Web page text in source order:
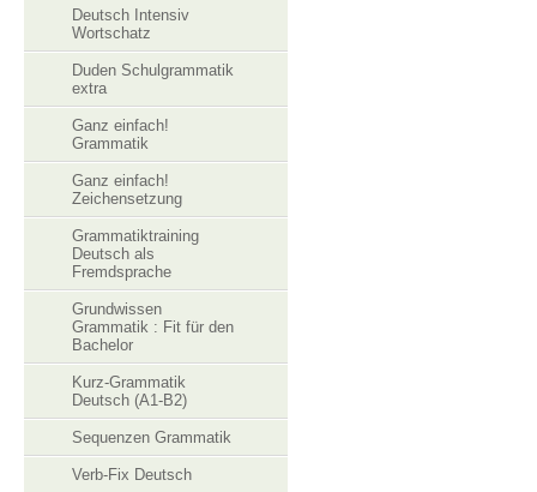
Deutsch Intensiv
Wortschatz
Duden Schulgrammatik
extra
Ganz einfach!
Grammatik
Ganz einfach!
Zeichensetzung
Grammatiktraining
Deutsch als
Fremdsprache
Grundwissen
Grammatik : Fit für den
Bachelor
Kurz-Grammatik
Deutsch (A1-B2)
Sequenzen Grammatik
Verb-Fix Deutsch